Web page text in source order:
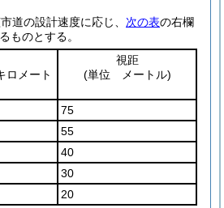
道の設計速度に応じ、 次の表の右欄
ものとする。
メート
視距
(単位 メートル)
75
55
40
30
20